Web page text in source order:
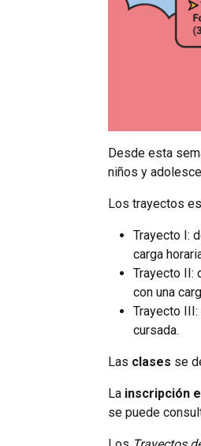
Desde esta
niños y
Los trayectos
Trayecto I:
carga
Trayecto II:
con una
Trayecto III
cursada.
Las clases se
Lainscripción
se puede